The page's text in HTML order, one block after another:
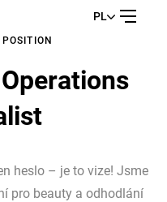
PL
heslo – je to vize! Jsme
pro beauty a odhodlání